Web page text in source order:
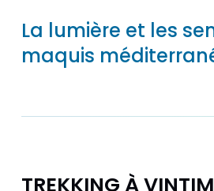
La lumière et les
maquis
TREKKING À